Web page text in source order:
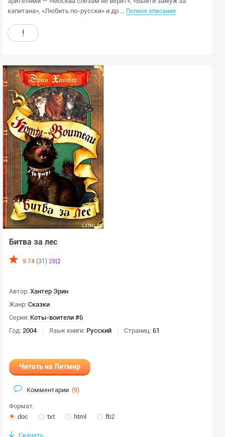
капитана», «Любить по-русски» и др....
Полное описание
!
Битва за лес
9.74 (31) 28|2
Автор: Хантер Эрин
Жанр: Сказки
Серия: Коты-воители #6
Год: 2004 Язык книги: Русский Страниц: 61
Читать на Литмир
Комментарии (9)
Формат:
doc
txt html fb2
Скачать